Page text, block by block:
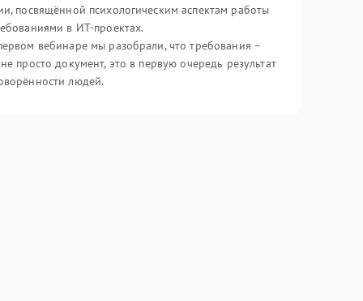
посвящённой психологическим аспектам работы
в ИТ-проектах.
вебинаре мы разобрали, что требования –
просто документ, это в первую очередь результат
людей.